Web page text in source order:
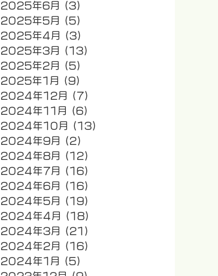
2025年6月
(3)
2025年5月
(5)
2025年4月
(3)
2025年3月
(13)
2025年2月
(5)
2025年1月
(9)
2024年12月
(7)
2024年11月
(6)
2024年10月
(13)
2024年9月
(2)
2024年8月
(12)
2024年7月
(16)
2024年6月
(16)
2024年5月
(19)
2024年4月
(18)
2024年3月
(21)
2024年2月
(16)
2024年1月
(5)